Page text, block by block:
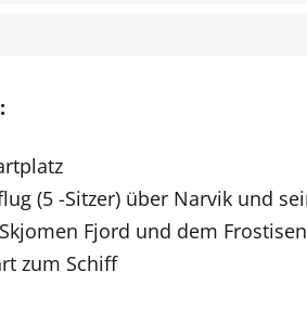
(5 -Sitzer) über Narvik und
Fjord und dem
zum Schiff